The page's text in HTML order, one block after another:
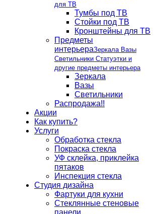
для ТВ
Тумбы под ТВ
Стойки под ТВ
Кронштейны для ТВ
Предметы
интерьераЗеркала Вазы
Светильники Статуэтки и
другие предметы интерьера
Зеркала
Вазы
Светильники
Распродажа!!
Акции
Как купить?
Услуги
Обработка стекла
Покраска стекла
УФ склейка, приклейка
пятаков
Инспекция стекла
Студия дизайна
Фартуки для кухни
Стеклянные стеновые
панели